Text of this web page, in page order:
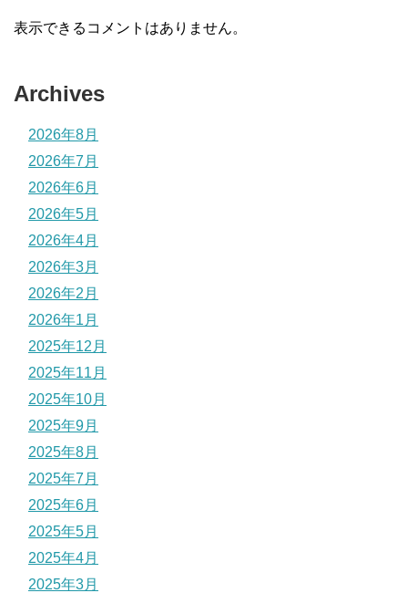
表示できるコメントはありません。
Archives
2026年8月
2026年7月
2026年6月
2026年5月
2026年4月
2026年3月
2026年2月
2026年1月
2025年12月
2025年11月
2025年10月
2025年9月
2025年8月
2025年7月
2025年6月
2025年5月
2025年4月
2025年3月